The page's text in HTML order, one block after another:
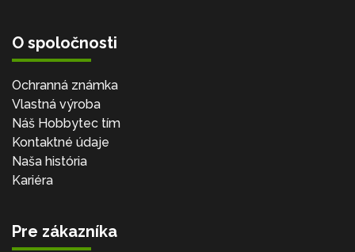
O spoločnosti
Ochranná známka
Vlastná výroba
Náš Hobbytec tím
Kontaktné údaje
Naša história
Kariéra
Pre zákazníka